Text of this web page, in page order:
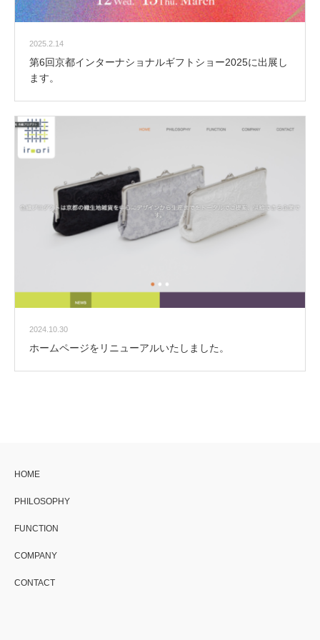
2025.2.14
第6回京都インターナショナルギフトショー2025に出展し
ます。
2024.10.30
ホームページをリニューアルいたしました。
HOME
PHILOSOPHY
FUNCTION
COMPANY
CONTACT